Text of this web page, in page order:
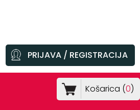
PRIJAVA / REGISTRACIJA
Košarica (0)